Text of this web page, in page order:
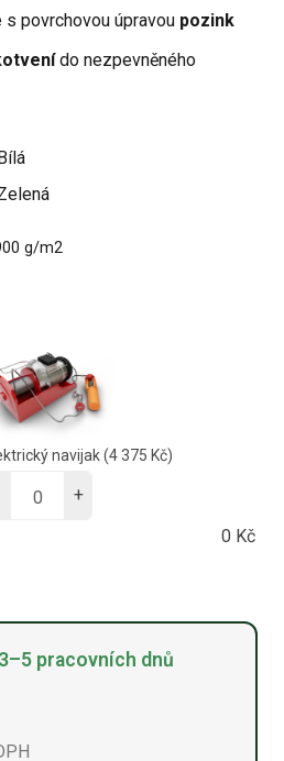
s povrchovou úpravou pozink
do nezpevněného
Bílá
g/m2
navijak(4 375 Kč)
+
0 Kč
pracovních dnů